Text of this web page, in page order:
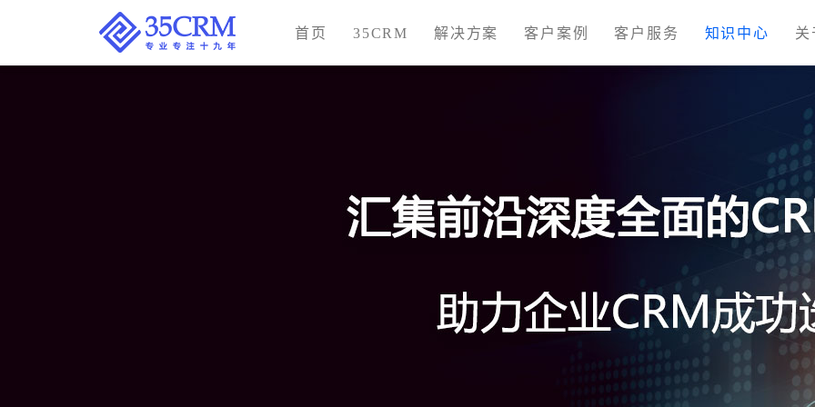
首页 35CRM 解决方案 客户案例 客户服务 知识中心 关